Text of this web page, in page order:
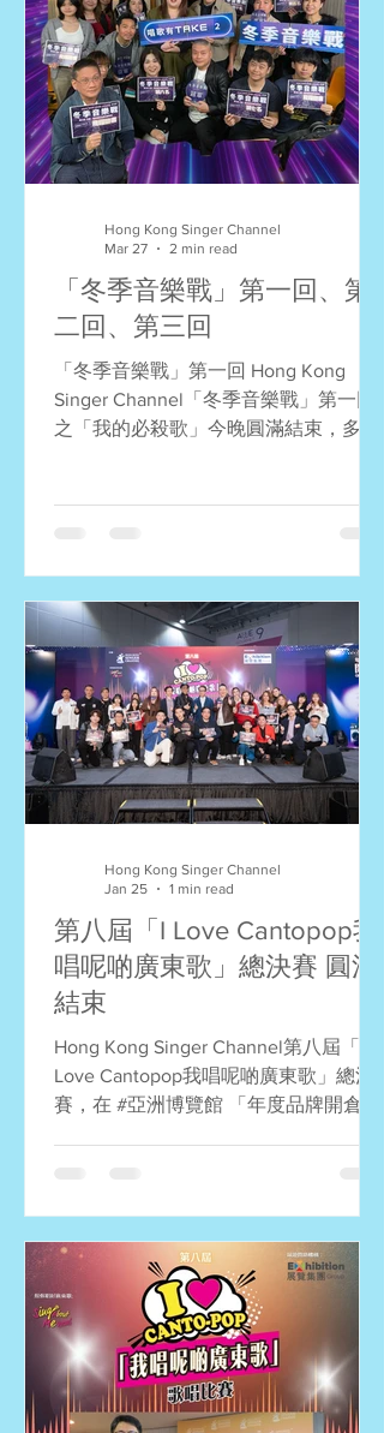
「冬季音樂戰」第一回、第
二回、第三回
「冬季音樂戰」第一回 Hong Kong
Singer Channel「冬季音樂戰」第一回
之「我的必殺歌」今晚圓滿結束，多謝
季音樂戰」第二回將於下星期五 (2月6
日) 舉行，我們即將公佈有關詳情。 冠
軍：陳國華 (You Give Love A Bad
Name) 亞軍：張馥兒 (Another Day of
Sun) 季軍：何冠駒 (留低鎖匙) 第四名：
陳詠恆 (星) 第五名：王志秀 (流浪記) 第
六名：萬皓榮 (東邪) 飛躍獎：楊文慧
(心之科學) 飛躍獎：張政邦 (來不及勇
敢) 飛躍獎：譚永基 (隱形遊樂場) 飛躍
唱比賽 「冬季音樂戰」第二回 冠軍：
何冠駒 (自卑) 亞軍：吳少愛 (When I
Was Your Man) 季軍：張詠詩 (犀利) 第
四名：陳國華 (吻別 – 搖滾版) 第五名：
張馥兒 (Try Everything) 第六名：王志秀
(你是
Hong Kong Singer Channel
Mar 27
2 min read
第八屆「I Love Cantopop我
唱呢啲廣東歌」總決賽 圓滿
結束
Hong Kong Singer Channel第八屆「I
Love Cantopop我唱呢啲廣東歌」總決
賽，在 #亞洲博覽館 「年度品牌開倉
次多謝亞洲國際博覽館及展覽集團贊助
場地，讓我們可以舉辦這個有意義的比
賽！ 多謝資深歌手及導師莫鎮賢老師、
流行歌手丁文俊、資深音樂人張子堅，
以及我們的創辦人兼流行歌手和資深歌
唱導師Miss Jen Jen李泇霖擔任評判，
還有Andy Sir擔任司儀及活動總監，歷
屆冠軍周恩健及劉漢盛擔任表演嘉賓。
Hong Kong Singer Channel
Jan 25
1 min read